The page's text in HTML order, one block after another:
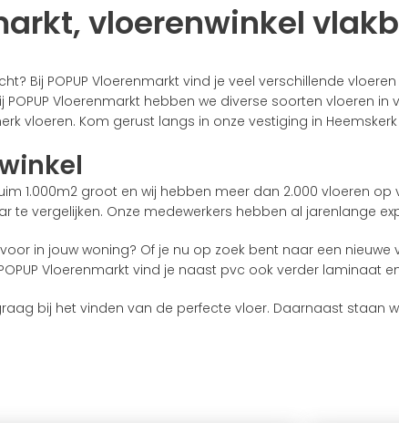
vloerenwinkel
Bij POPUP Vloerenmarkt vind je veel verschillende
Vloerenmarkt hebben we diverse soorten vloeren
vloeren. Kom gerust langs in onze vestiging in
1.000m2 groot en wij hebben meer dan 2.000 vloeren
te vergelijken. Onze medewerkers hebben al jarenlange
in jouw woning? Of je nu op zoek bent naar een
Vloerenmarkt vind je naast pvc ook verder laminaat
bij het vinden van de perfecte vloer. Daarnaast